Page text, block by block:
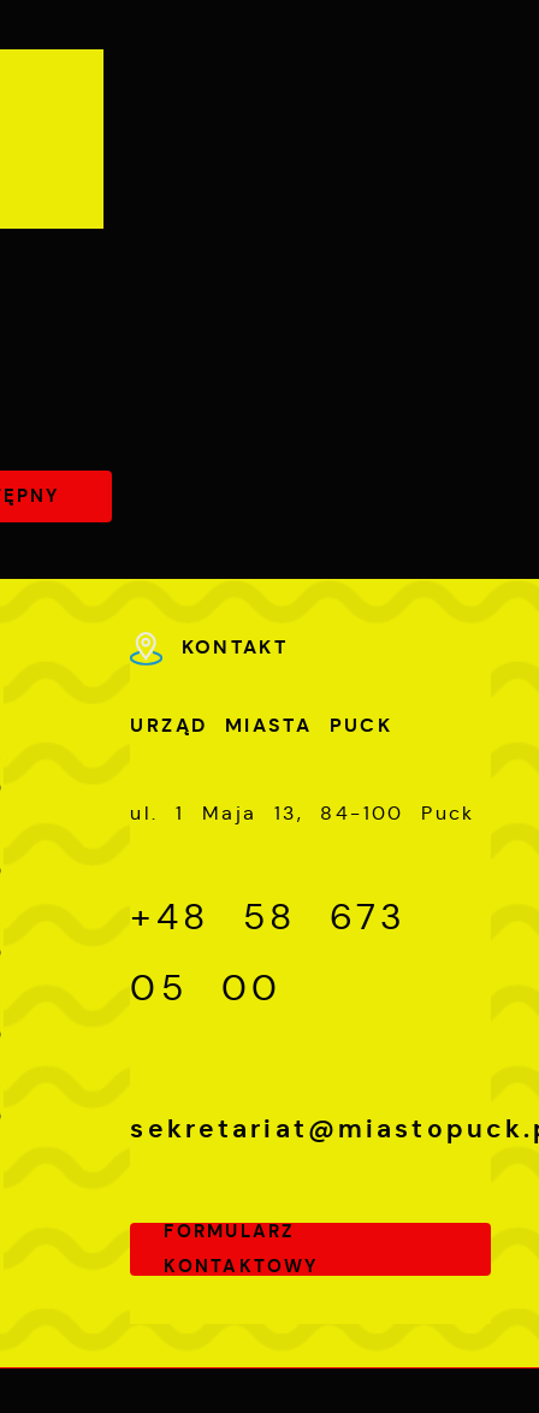
KONTAKT
URZĄD MIASTA PUCK
ul. 1 Maja 13, 84-100 Puck
+48 58 673
05 00
FORMULARZ
KONTAKTOWY